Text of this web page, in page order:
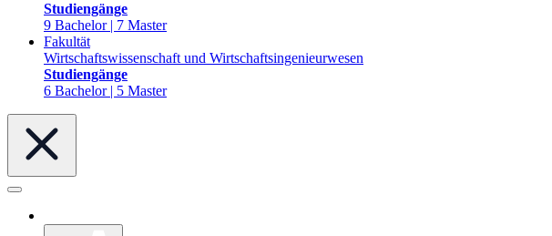
Studiengänge
9 Bachelor | 7 Master
Fakultät
Wirtschaftswissenschaft und Wirtschaftsingenieurwesen
Studiengänge
6 Bachelor | 5 Master